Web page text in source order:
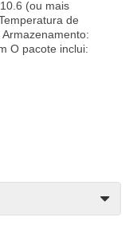
(ou mais
de
O pacote inclui: